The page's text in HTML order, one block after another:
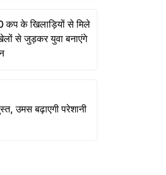
कप के खिलाड़ियों से मिले
से जुड़कर युवा बनाएंगे
उमस बढ़ाएगी परेशानी